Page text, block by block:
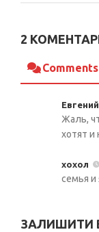
2
Comments
Евгений
Жаль,
хотят и
хохол
семья и
ЗАЛИШИТИ